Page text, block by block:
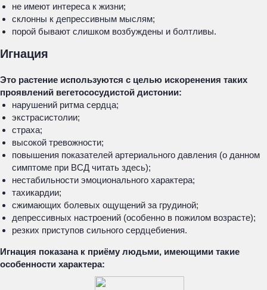
не имеют интереса к жизни;
склонны к депрессивным мыслям;
порой бывают слишком возбуждены и болтливы.
Игнация
Это растение используются с целью искоренения таких
проявлений вегетососудистой дистонии:
нарушений ритма сердца;
экстрасистолии;
страха;
высокой тревожности;
повышения показателей артериального давления (о данном
симптоме при ВСД читать здесь);
нестабильности эмоционального характера;
тахикардии;
сжимающих болевых ощущений за грудиной;
депрессивных настроений (особенно в пожилом возрасте);
резких приступов сильного сердцебиения.
Игнация показана к приёму людьми, имеющими такие
особенности характера: